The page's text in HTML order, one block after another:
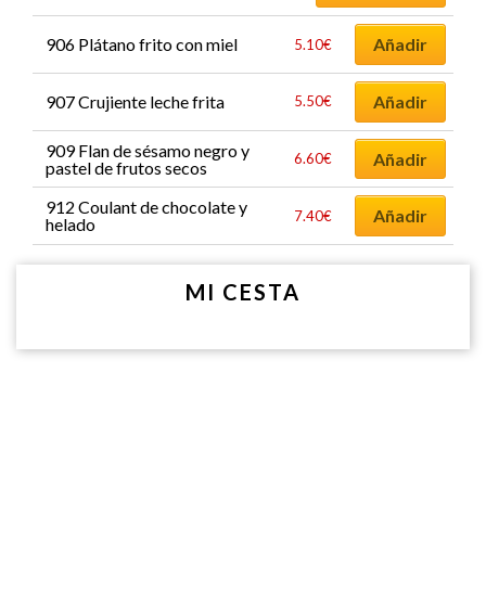
906 Plátano frito con miel 5.10€ Añadir
907 Crujiente leche frita 5.50€ Añadir
909 Flan de sésamo negro y
pastel de frutos secos
6.60€ Añadir
912 Coulant de chocolate y
helado
7.40€ Añadir
MI CESTA